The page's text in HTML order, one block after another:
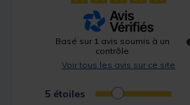
Basé sur 1 avis soumis à un
contrôle
Voir tous les avis sur ce site
5 étoiles